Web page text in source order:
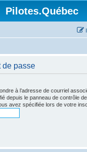
Pilotes.Québec
de passe
à l’adresse de courriel
depuis le panneau de contrôle de
avez spécifiée lors de votre